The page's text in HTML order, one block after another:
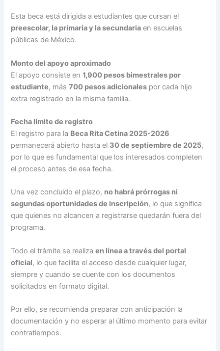
Esta beca está dirigida a estudiantes que cursan el
preescolar, la primaria y la secundaria en escuelas
públicas de México.
Monto del apoyo aproximado
El apoyo consiste en1,900 pesos bimestrales por
estudiante, más700 pesos adicionales por cada hijo
extra registrado en la misma familia.
Fecha límite de registro
El registro para la Beca Rita Cetina 2025-2026
permanecerá abierto hasta el 30 de septiembre de 2025,
por lo que es fundamental que los interesados completen
el proceso antes de esa fecha.
Una vez concluido el plazo, no habrá prórrogas ni
segundas oportunidades de inscripción, lo que significa
que quienes no alcancen a registrarse quedarán fuera del
programa.
Todo el trámite se realizaen línea a través del portal
oficial, lo que facilita el acceso desde cualquier lugar,
siempre y cuando se cuente con los documentos
solicitados en formato digital.
Por ello, se recomienda preparar con anticipación la
documentación y no esperar al último momento para evitar
contratiempos.